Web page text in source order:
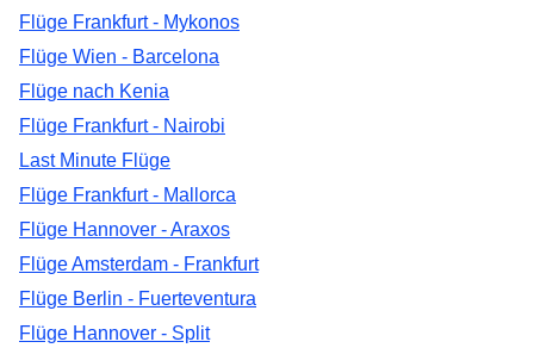
Flüge Frankfurt - Mykonos
Flüge Wien - Barcelona
Flüge nach Kenia
Flüge Frankfurt - Nairobi
Last Minute Flüge
Flüge Frankfurt - Mallorca
Flüge Hannover - Araxos
Flüge Amsterdam - Frankfurt
Flüge Berlin - Fuerteventura
Flüge Hannover - Split